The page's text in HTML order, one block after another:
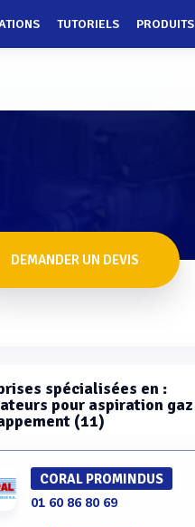
TUTORIELS PRODUITS
DEMANDER UN DEVIS
spécialisées en :
pour aspiration gaz
(11)
CORAL PROMINDUS
01 60 86 80 69